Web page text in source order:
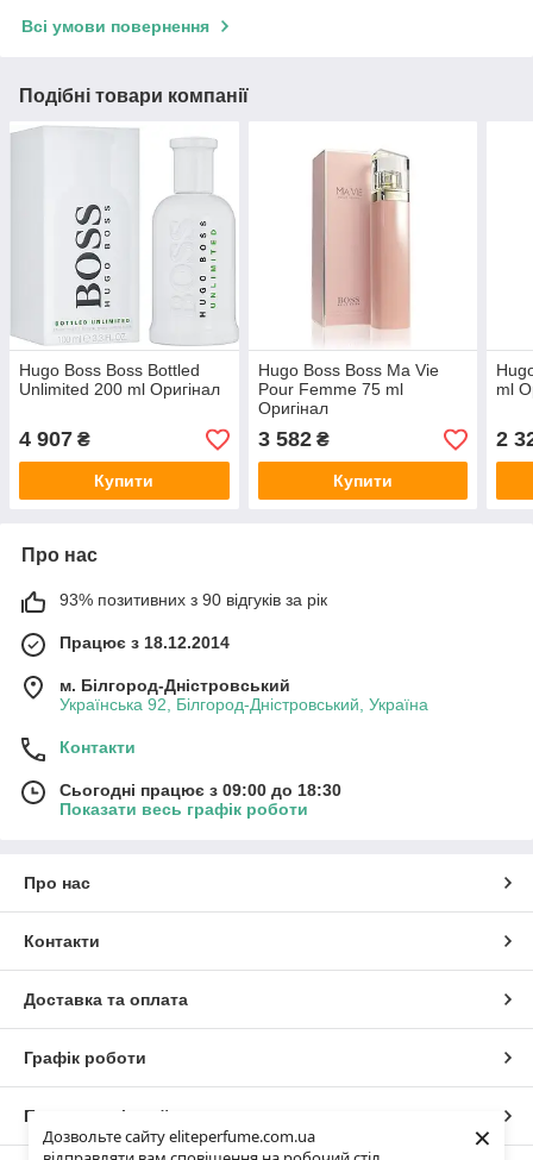
Дозвольте сайту eliteperfume.com.ua
×
Всі умови повернення
Подібні товари компанії
Hugo Boss Boss Bottled
Unlimited 200 ml Оригінал
4 907 ₴
Купити
Hugo Boss Boss Ma Vie
Pour Femme 75 ml
Оригінал
3 582₴
Купити
ml
2
Про нас
93% позитивних з 90 відгуків за рік
Працює з 18.12.2014
м. Білгород-Дністровський
Українська 92, Білгород-Дністровський, Україна
Контакти
Сьогодні працює з 09:00 до 18:30
Показати весь графік роботи
Про нас
Контакти
Доставка та оплата
Графік роботи
Повна версія сайту